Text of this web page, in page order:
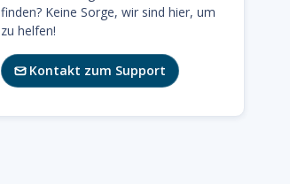
finden? Keine Sorge, wir sind hier, um
zu helfen!
Kontakt zum Support